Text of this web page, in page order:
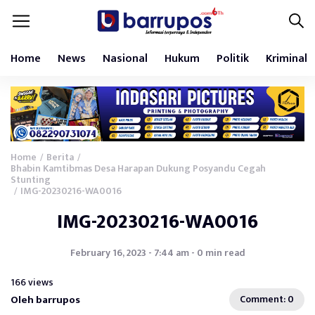
Home News Nasional Hukum Politik Kriminal
Home / Berita /
Bhabin Kamtibmas Desa Harapan Dukung Posyandu Cegah
Stunting
/ IMG-20230216-WA0016
IMG-20230216-WA0016
February 16, 2023 - 7:44 am - 0 min read
166 views
Oleh barrupos Comment: 0